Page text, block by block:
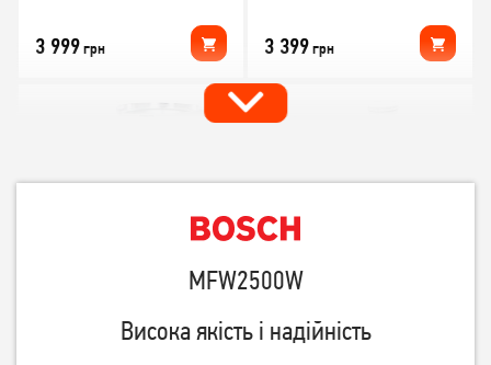
3 999грн 3 399грн
М'ясорубка Mystery MGM-
М'ясорубка Bosch
MFW2515W
MFW2500W
Висока якість і надійність